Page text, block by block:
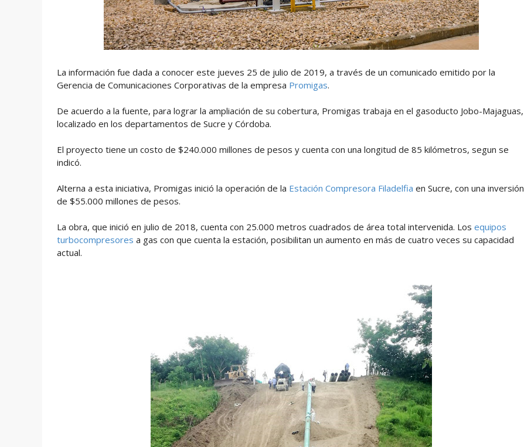
La información fue dada a conocer este jueves 25 de julio de 2019, a través de un comunicado emitido por la
Gerencia de Comunicaciones Corporativas de la empresa Promigas.
De acuerdo a la fuente, para lograr la ampliación de su cobertura, Promigas trabaja en el gasoducto Jobo-Majaguas,
localizado en los departamentos de Sucre y Córdoba.
El proyecto tiene un costo de $240.000 millones de pesos y cuenta con una longitud de 85 kilómetros, segun se
indicó.
Alterna a esta iniciativa, Promigas inició la operación de la Estación Compresora Filadelfia en Sucre, con una inversión
de $55.000 millones de pesos.
La obra, que inició en julio de 2018, cuenta con 25.000 metros cuadrados de área total intervenida. Los equipos
turbocompresores a gas con que cuenta la estación, posibilitan un aumento en más de cuatro veces su capacidad
actual.